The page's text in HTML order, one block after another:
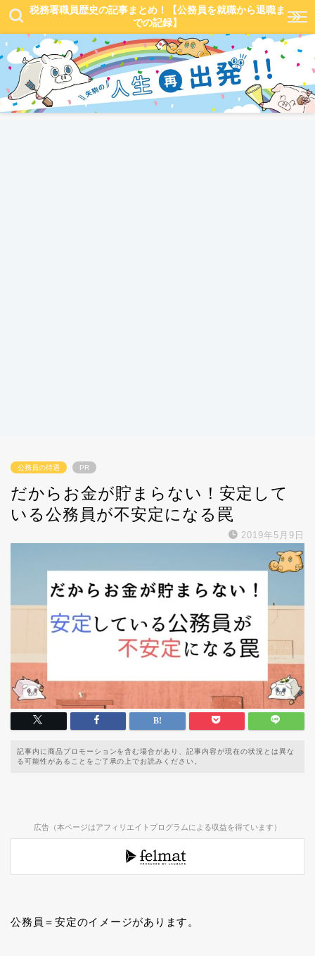
税務署職員歴史の記事まとめ！【公務員を就職から退職ま
での記録】
公務員の待遇 PR
だからお金が貯まらない！安定して
いる公務員が不安定になる罠
2019年5月9日
記事内に商品プロモーションを含む場合があり、記事内容が現在の状況とは異な
る可能性があることをご了承の上でお読みください。
広告（本ページはアフィリエイトプログラムによる収益を得ています）
公務員＝安定のイメージがあります。